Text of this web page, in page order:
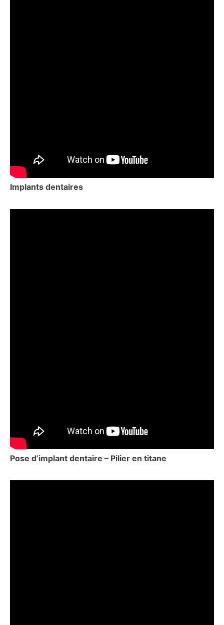
Implants dentaires
Pose d’implant dentaire – Pilier en titane